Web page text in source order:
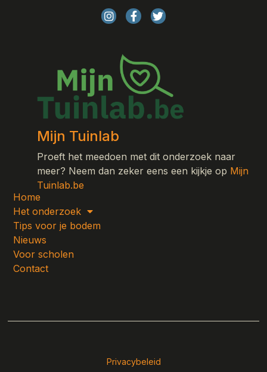
Home
Het onderzoek
Tips voor je bodem
Nieuws
Voor scholen
Contact
Mijn Tuinlab
Proeft het meedoen met dit onderzoek naar
meer? Neem dan zeker eens een kijkje op Mijn
Tuinlab.be
Privacybeleid